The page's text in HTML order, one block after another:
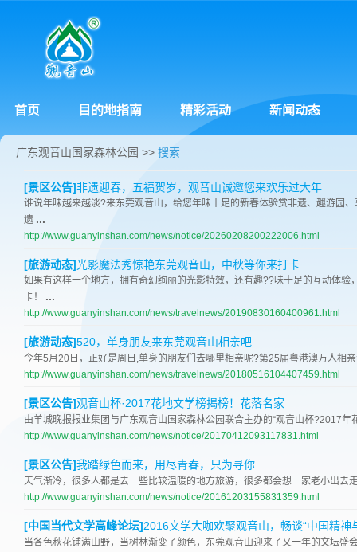
首页 目的地指南 精彩活动 新闻动态
广东观音山国家森林公园 >> 搜索
[景区公告]非遗迎春，五福贺岁，观音山诚邀您来欢乐过大年
谁说年味越来越淡?来东莞观音山，给您年味十足的新春体验赏非遗、趣游园
遗 ...
http://www.guanyinshan.com/news/notice/20260208200222006.html
[旅游动态]光影魔法秀惊艳东莞观音山，中秋等你来打卡
如果有这样一个地方，拥有奇幻绚丽的光影特效，还有趣??味十足的互动体
卡！ ...
http://www.guanyinshan.com/news/travelnews/20190830160400961.html
[旅游动态]520，单身朋友来东莞观音山相亲吧
今年5月20日，正好是周日,单身的朋友们去哪里相亲呢?第25届粤港澳万人相
http://www.guanyinshan.com/news/travelnews/20180516104407459.html
[景区公告]观音山杯·2017花地文学榜揭榜！花落名家
由羊城晚报报业集团与广东观音山国家森林公园联合主办的“观音山杯?2017
http://www.guanyinshan.com/news/notice/20170412093117831.html
[景区公告]我踏绿色而来，用尽青春，只为寻你
天气渐冷，很多人都是去一些比较温暖的地方旅游，很多都会想一家老小出
http://www.guanyinshan.com/news/notice/20161203155831359.html
[中国当代文学高峰论坛]2016文学大咖欢聚观音山，畅谈“中国精神
当各色秋花铺满山野，当树林渐变了颜色，东莞观音山迎来了又一年的文坛